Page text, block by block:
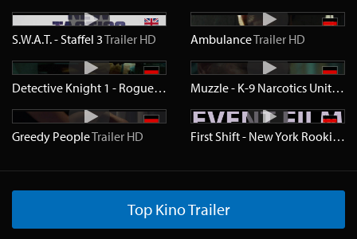
S.W.A.T. - Staffel 3Trailer HD AmbulanceTrailer HD
Detective Knight 1 - Rogue
Trailer HD Muzzle - K-9 Narcotics Unit
Greedy PeopleTrailer HD First Shift - New York Rookie
Top Kino Trailer